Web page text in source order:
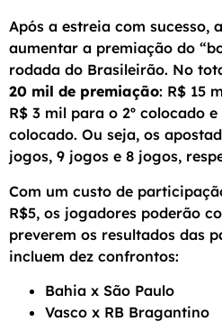
Após a estreia com sucesso, a
aumentar a premiação do
rodada do Brasileirão. No
20 mil de premiação: R$ 15
R$ 3 mil para o 2º colocado
colocado. Ou seja, os
jogos, 9 jogos e 8 jogos,
Com um custo de
R$5, os jogadores poderão
preverem os resultados das
incluem dez confrontos:
Bahia x São Paulo
Vasco x RB Bragantino